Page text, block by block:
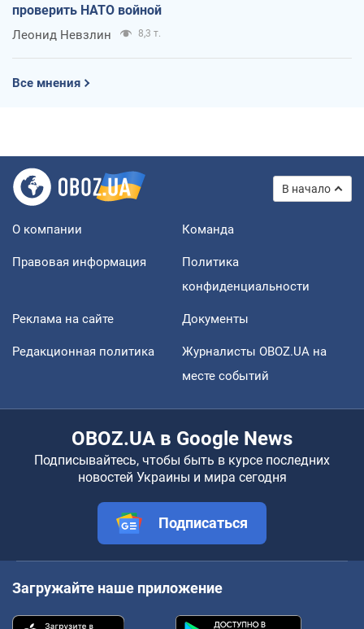
проверить НАТО войной
Леонид Невзлин 8,3 т.
Все мнения
В начало
О компании Команда
Правовая информация
Политика
конфиденциальности
Реклама на сайте Документы
Редакционная политика
Журналисты OBOZ.UA на
месте событий
OBOZ.UA в Google News
Подписывайтесь, чтобы быть в курсе последних
новостей Украины и мира сегодня
Подписаться
Загружайте наше приложение